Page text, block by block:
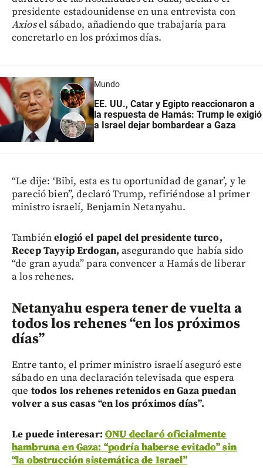
presidente estadounidense en una entrevista con
Axiosel sábado, añadiendo que trabajaría para
concretarlo en los próximos días.
Mundo
EE. UU., Catar y Egipto reaccionaron a
la respuesta de Hamás: Trump le exigió
a Israel dejar bombardear a Gaza
“Le dije: ‘Bibi, esta es tu oportunidad de ganar’, y le
pareció bien”, declaró Trump, refiriéndose al primer
ministro israelí, Benjamin Netanyahu.
Tambiénelogió el papel del presidente turco,
Recep Tayyip Erdogan, asegurando que había sido
“de gran ayuda” para convencer a Hamás de liberar
a los rehenes.
Netanyahu espera tener de vuelta a
todos los rehenes “en los próximos
días”
Entre tanto, el primer ministro israelí aseguró este
sábado en una declaración televisada que espera
que todos los rehenes retenidos en Gaza puedan
volver a sus casas “en los próximos días”.
Le puede interesar: ONU declaró oficialmente
hambruna en Gaza: “podría haberse evitado” sin
“la obstrucción sistemática de Israel”